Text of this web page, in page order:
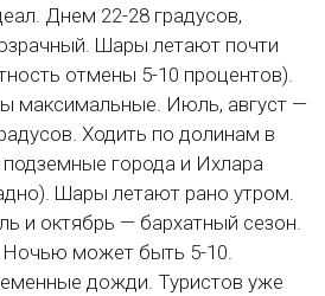
Днем 22-28 градусов,
Шары летают почти
отмены 5-10 процентов).
максимальные. Июль, август —
Ходить по долинам в
города и Ихлара
Шары летают рано утром.
и октябрь — бархатный сезон.
Ночью может быть 5-10.
дожди. Туристов уже